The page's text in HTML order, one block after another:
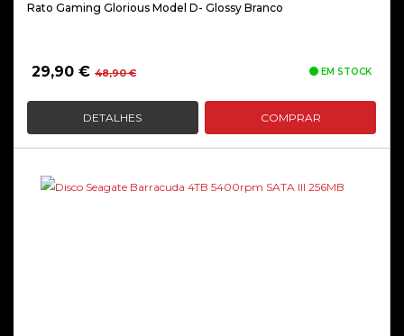
Rato Gaming Glorious Model D- Glossy Branco
48,90€O
original
era:
29,90 €
O
atual
é:
EM STOCK
DETALHES COMPRAR